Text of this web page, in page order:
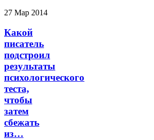
27 Мар 2014
Какой
писатель
подстроил
результаты
психологического
теста,
чтобы
затем
сбежать
из…